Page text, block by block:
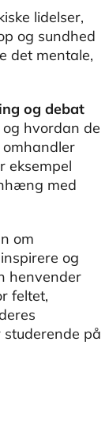
lidelser,
og sundhed
det mentale,
og debat
hvordan de
omhandler
eksempel
med
om
og
henvender
feltet,
på